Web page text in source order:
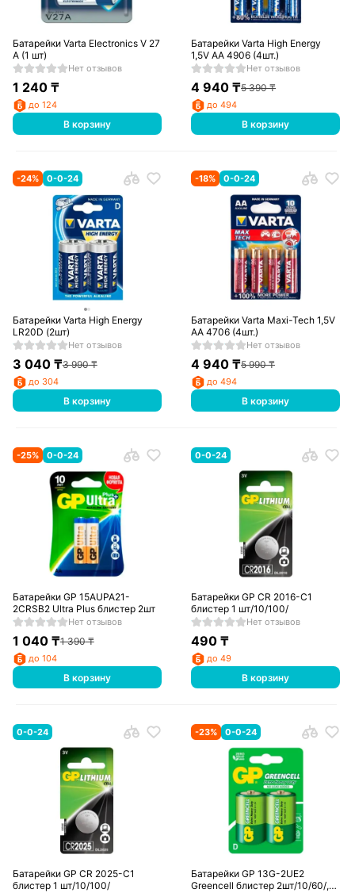
Батарейки Varta Electronics V 27
A (1 шт)
Нет отзывов
1 240₸
до 124
В корзину
Батарейки Varta High Energy
1,5V AA 4906 (4шт.)
Нет отзывов
4 940 ₸5 390₸
до 494
В корзину
-24% 0-0-24
Батарейки Varta High Energy
LR20D (2шт)
Нет отзывов
3 040₸3 990₸
до 304
В корзину
-18% 0-0-24
Батарейки Varta Maxi-Tech 1,5V
AA 4706 (4шт.)
Нет отзывов
4 940 ₸5 990₸
до 494
В корзину
-25% 0-0-24
Батарейки GP 15AUPA21-
2CRSB2 Ultra Plus блистер 2шт
Нет отзывов
1 040₸1 390₸
до 104
В корзину
0-0-24
Батарейки GP CR 2016-C1
блистер 1 шт/10/100/
Нет отзывов
490 ₸
до 49
В корзину
0-0-24
Батарейки GP CR 2025-C1
блистер 1 шт/10/100/
-23% 0-0-24
Батарейки GP 13G-2UE2
Greencell блистер 2шт/10/60/,